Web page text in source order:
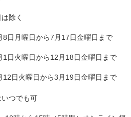
除く​​​
8日月曜日から7月17日金曜日まで
1日火曜日から12月18日金曜日まで
12日火曜日から3月19日金曜日まで​​
つでも可​